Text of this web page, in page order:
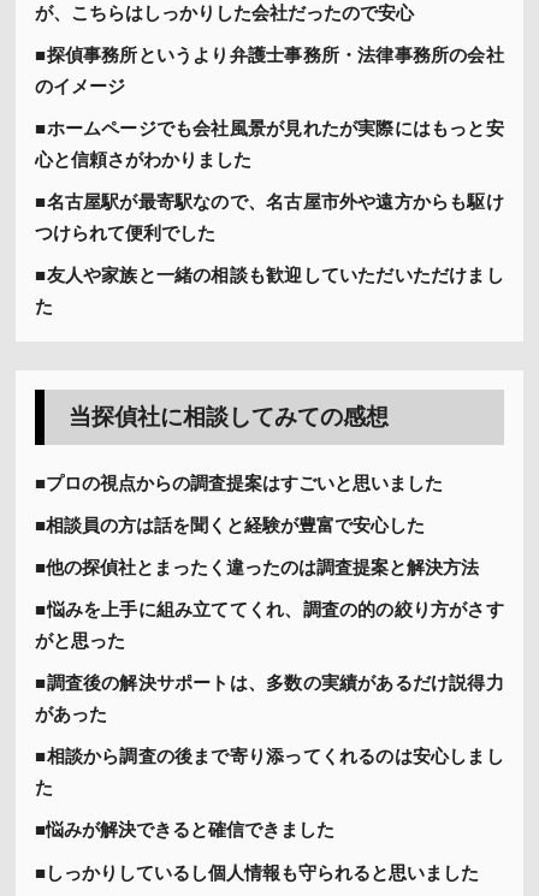
が、こちらはしっかりした会社だったので安心
■探偵事務所というより弁護士事務所・法律事務所の会社
のイメージ
■ホームページでも会社風景が見れたが実際にはもっと安
心と信頼さがわかりました
■名古屋駅が最寄駅なので、名古屋市外や遠方からも駆け
つけられて便利でした
■友人や家族と一緒の相談も歓迎していただいただけまし
た
当探偵社に相談してみての感想
■プロの視点からの調査提案はすごいと思いました
■相談員の方は話を聞くと経験が豊富で安心した
■他の探偵社とまったく違ったのは調査提案と解決方法
■悩みを上手に組み立ててくれ、調査の的の絞り方がさす
がと思った
■調査後の解決サポートは、多数の実績があるだけ説得力
があった
■相談から調査の後まで寄り添ってくれるのは安心しまし
た
■悩みが解決できると確信できました
■しっかりしているし個人情報も守られると思いました